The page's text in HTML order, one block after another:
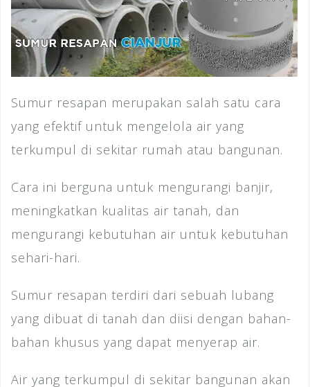
Sumur resapan merupakan salah satu cara
yang efektif untuk mengelola air yang
terkumpul di sekitar rumah atau bangunan.
Cara ini berguna untuk mengurangi banjir,
meningkatkan kualitas air tanah, dan
mengurangi kebutuhan air untuk kebutuhan
sehari-hari.
Sumur resapan terdiri dari sebuah lubang
yang dibuat di tanah dan diisi dengan bahan-
bahan khusus yang dapat menyerap air.
Air yang terkumpul di sekitar bangunan akan